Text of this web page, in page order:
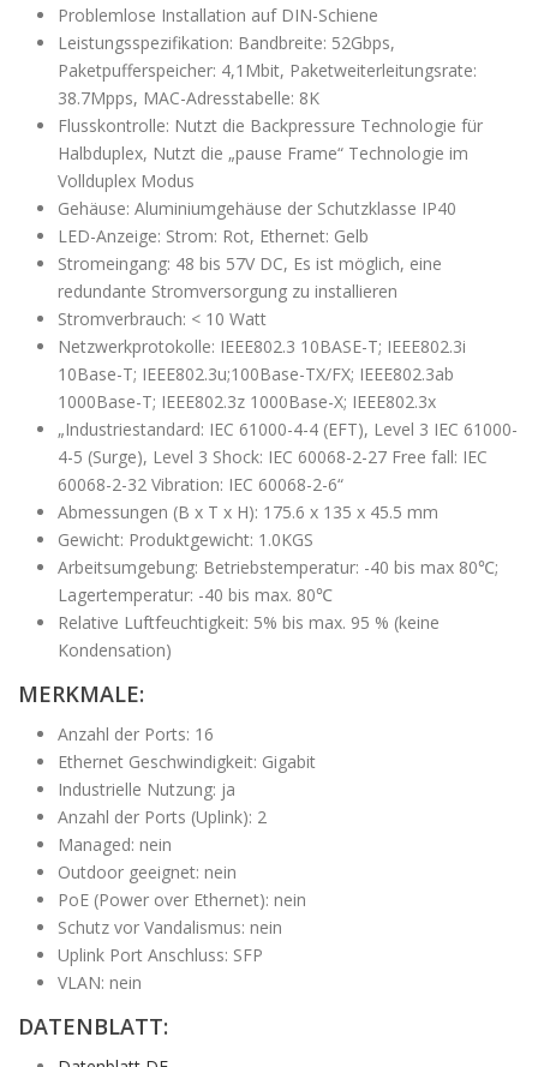
Problemlose Installation auf DIN-Schiene
Leistungsspezifikation: Bandbreite: 52Gbps,
Paketpufferspeicher: 4,1Mbit, Paketweiterleitungsrate:
38.7Mpps, MAC-Adresstabelle: 8K
Flusskontrolle: Nutzt die Backpressure Technologie für
Halbduplex, Nutzt die „pause Frame“ Technologie im
Vollduplex Modus
Gehäuse: Aluminiumgehäuse der Schutzklasse IP40
LED-Anzeige: Strom: Rot, Ethernet: Gelb
Stromeingang: 48 bis 57V DC, Es ist möglich, eine
redundante Stromversorgung zu installieren
Stromverbrauch: < 10 Watt
Netzwerkprotokolle: IEEE802.3 10BASE-T; IEEE802.3i
10Base-T; IEEE802.3u;100Base-TX/FX; IEEE802.3ab
1000Base-T; IEEE802.3z 1000Base-X; IEEE802.3x
„Industriestandard: IEC 61000-4-4 (EFT), Level 3 IEC 61000-
4-5 (Surge), Level 3 Shock: IEC 60068-2-27 Free fall: IEC
60068-2-32 Vibration: IEC 60068-2-6“
Abmessungen (B x T x H): 175.6 x 135 x 45.5 mm
Gewicht: Produktgewicht: 1.0KGS
Arbeitsumgebung: Betriebstemperatur: -40 bis max 80℃;
Lagertemperatur: -40 bis max. 80℃
Relative Luftfeuchtigkeit: 5% bis max. 95 % (keine
Kondensation)
MERKMALE:
Anzahl der Ports: 16
Ethernet Geschwindigkeit: Gigabit
Industrielle Nutzung: ja
Anzahl der Ports (Uplink): 2
Managed: nein
Outdoor geeignet: nein
PoE (Power over Ethernet): nein
Schutz vor Vandalismus: nein
Uplink Port Anschluss: SFP
VLAN: nein
DATENBLATT: